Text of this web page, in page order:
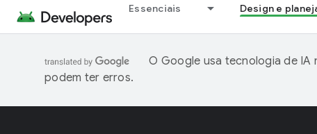
Essenciais Design e
O Google usa tecnologia de
podem ter erros.